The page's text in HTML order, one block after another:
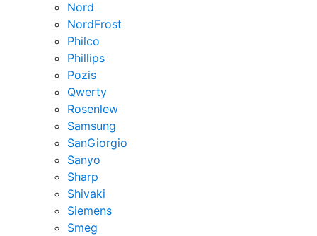
Nord
NordFrost
Philco
Phillips
Pozis
Qwerty
Rosenlew
Samsung
SanGiorgio
Sanyo
Sharp
Shivaki
Siemens
Smeg